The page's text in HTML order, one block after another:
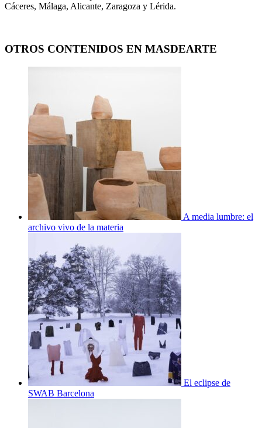
Cáceres, Málaga, Alicante, Zaragoza y Lérida.
OTROS CONTENIDOS EN MASDEARTE
A media lumbre: el
archivo vivo de la materia
El eclipse de
SWAB Barcelona